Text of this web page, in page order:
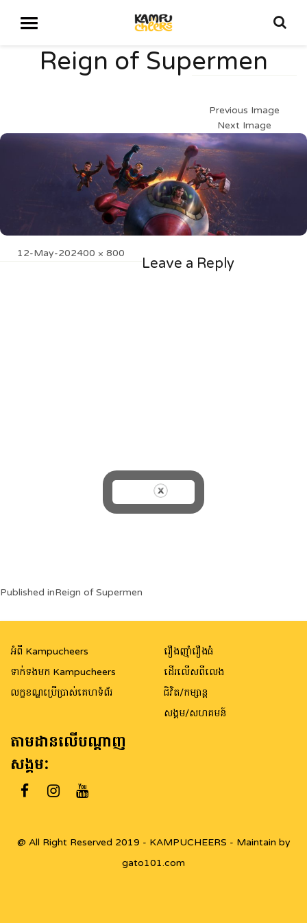
Reign of Supermen
Previous Image
Next Image
Posted
12-May-20Full
2400 × 800
Leave a Reply
Post
navigation
Published inReign of Supermen
អំពី Kampucheers
ទាក់ទងមក Kampucheers
លក្ខខណ្ឌប្រើប្រាស់គេហទំព័រ
រឿងញ៉ាំរឿងធំ
ដើរលើសពីលេង
ជិវិត/កម្សាន្ត
សង្គម/សហគមន៍
តាមដានលើបណ្តាញ
សង្គម:
@ All Right Reserved 2019 - KAMPUCHEERS - Maintain by
gato101.com